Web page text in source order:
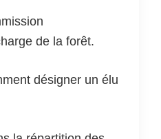
de la forêt.
désigner un élu